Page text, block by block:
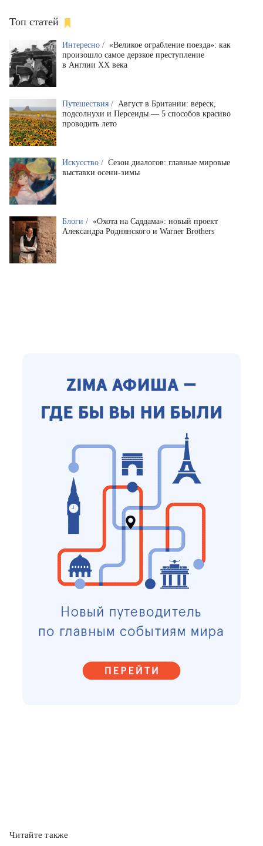
Топ статей
Интересно / «Великое ограбление поезда»: как
произошло самое дерзкое преступление
в Англии XX века
Путешествия / Август в Британии: вереск,
подсолнухи и Персеиды — 5 способов красиво
проводить лето
Искусство / Сезон диалогов: главные мировые
выставки осени-зимы
Блоги / «Охота на Саддама»: новый проект
Александра Роднянского и Warner Brothers
Читайте также